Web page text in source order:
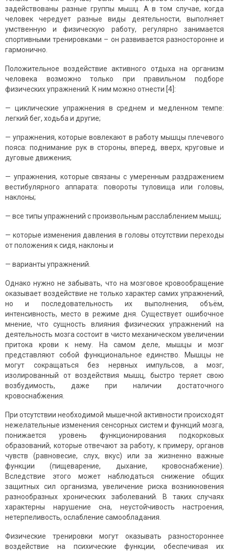
задействованы разные группы мышц. А в том случае, когда
человек чередует разные виды деятельности, выполняет
умственную и физическую работу, регулярно занимается
спортивными тренировками – он развивается разносторонне и
гармонично.
Положительное воздействие активного отдыха на организм
человека возможно только при правильном подборе
физических упражнений. К ним можно отнести [4]:
— циклические упражнения в среднем и медленном темпе:
легкий бег, ходьба и другие;
— упражнения, которые вовлекают в работу мышцы плечевого
пояса: поднимание рук в стороны, вперед, вверх, круговые и
дуговые движения;
— упражнения, которые связаны с умеренным раздражением
вестибулярного аппарата: повороты туловища или головы,
наклоны;
— все типы упражнений с произвольным расслаблением мышц;
— которые изменения давления в головы отсутствии переходы
от положения к сидя, наклоны и
— варианты упражнений.
Однако нужно не забывать, что на мозговое кровообращение
оказывает воздействие не только характер самих упражнений,
но и последовательность их выполнения, объём,
интенсивность, место в режиме дня. Существует ошибочное
мнение, что сущность влияния физических упражнений на
деятельность мозга состоит в чисто механическом увеличении
притока крови к нему. На самом деле, мышцы и мозг
представляют собой функциональное единство. Мышцы не
могут сокращаться без нервных импульсов, а мозг,
изолированный от воздействия мышц, быстро теряет свою
возбудимость, даже при наличии достаточного
кровоснабжения.
При отсутствии необходимой мышечной активности происходят
нежелательные изменения сенсорных систем и функций мозга,
понижается уровень функционирования подкорковых
образований, которые отвечают за работу, к примеру, органов
чувств (равновесие, слух, вкус) или за жизненно важные
функции (пищеварение, дыхание, кровоснабжение).
Вследствие этого может наблюдаться снижение общих
защитных сил организма, увеличение риска возникновения
разнообразных хронических заболеваний. В таких случаях
характерны нарушение сна, неустойчивость настроения,
нетерпеливость, ослабление самообладания.
Физические тренировки могут оказывать разностороннее
воздействие на психические функции, обеспечивая их